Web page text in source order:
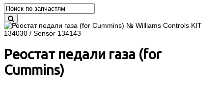
Реостат педали газа (for
Cummins)